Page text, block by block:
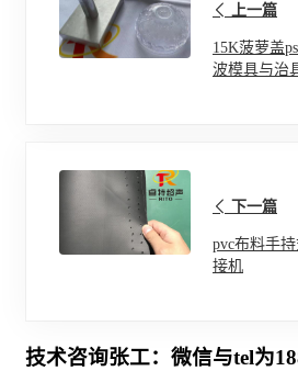
上一篇
15K菠萝盖
波模具与治
下一篇
pvc布料手
接机
技术咨询张工：微信与tel为